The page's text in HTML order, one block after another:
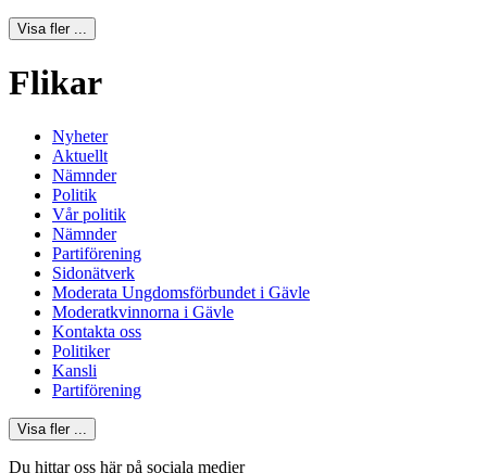
Visa fler ...
Flikar
Nyheter
Aktuellt
Nämnder
Politik
Vår politik
Nämnder
Partiförening
Sidonätverk
Moderata Ungdomsförbundet i Gävle
Moderatkvinnorna i Gävle
Kontakta oss
Politiker
Kansli
Partiförening
Visa fler ...
Du hittar oss här på sociala medier